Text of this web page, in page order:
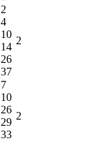
2
4
10
14
26
37
2
7
10
26
29
33
2